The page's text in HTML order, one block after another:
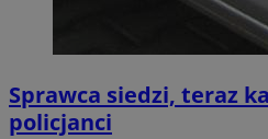
Sprawca siedzi, teraz
policjanci